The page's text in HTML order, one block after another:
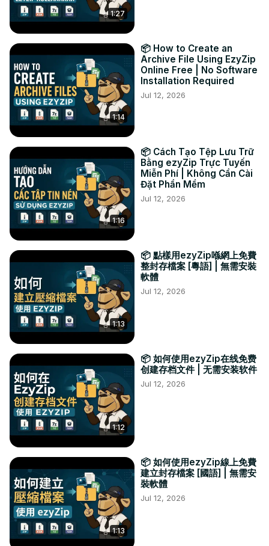
1:27
1:14
📦 How to Create an
Archive File Using EzyZip
Online Free | No Software
Installation Required
Jul 12, 2026
1:16
📦 Cách Tạo Tệp Lưu Trữ
Bằng ezyZip Trực Tuyến
Miễn Phí | Không Cần Cài
Đặt Phần Mềm
Jul 12, 2026
1:13
📦 點樣用ezyZip喺網上免費
整封存檔案 [粵語] | 無需安裝
軟體
Jul 12, 2026
1:12
📦 如何使用ezyZip在线免费
创建存档文件 | 无需安装软件
Jul 12, 2026
1:13
📦 如何使用ezyZip線上免費
建立封存檔案 [國語] | 無需安
裝軟體
Jul 12, 2026